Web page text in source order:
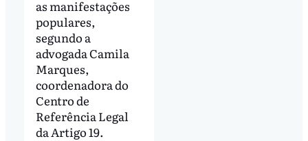
as manifestações
populares,
segundo a
advogada Camila
Marques,
coordenadora do
Centro de
Referência Legal
da Artigo 19.